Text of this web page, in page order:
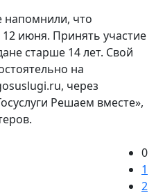
напомнили, что
июня. Принять участие
старше 14 лет. Свой
на
через
Решаем вместе»,
0
1
2